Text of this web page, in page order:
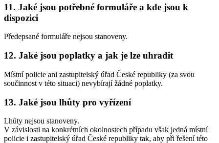
11. Jaké jsou potřebné formuláře a kde jsou k
dispozici
Předepsané formuláře nejsou stanoveny.
12. Jaké jsou poplatky a jak je lze uhradit
Místní policie ani zastupitelský úřad České republiky (za svou
součinnost v této situaci) nevybírají žádné poplatky.
13. Jaké jsou lhůty pro vyřízení
Lhůty nejsou stanoveny.
V závislosti na konkrétních okolnostech případu však jedná místní
policie i zastupitelský úřad České republiky tak, aby při řešení této